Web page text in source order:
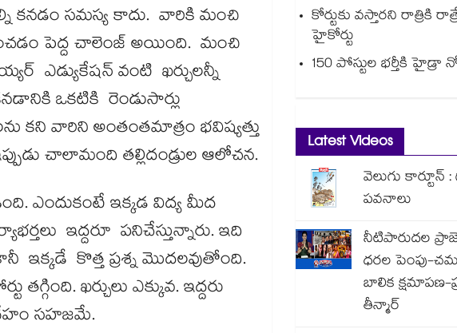
కనడం సమస్య కాదు. వారికి మంచి
పెద్ద చాలెంజ్ అయింది. మంచి
ఎడ్యుకేషన్ వంటి ఖర్చులన్నీ
ఒకటికి రెండుసార్లు
కని వారిని అంతంతమాత్రం భవిష్యత్తు
చాలామంది తల్లిదండ్రుల ఆలోచన.
ఎందుకంటే ఇక్కడ విద్య మీద
ఇద్దరూ పనిచేస్తున్నారు. ఇది
ఇక్కడే కొత్త ప్రశ్న మొదలవుతోంది.
తగ్గింది. ఖర్చులు ఎక్కువ. ఇద్దరు
సహజమే.
కోర్టుకు వస్తారని రాత్రికి
హైకోర్టు
150 పోస్టుల భర్తీకి
Latest Videos
వెలుగు
పవనాలు
నీటిపారుదల
ధరల పెంపు-
బాలిక
తీన్మార్